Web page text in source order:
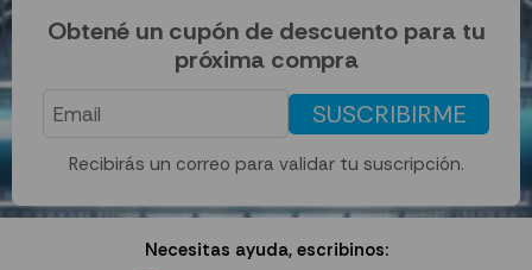
Obtené un cupón de descuento para tu
próxima compra
SUSCRIBIRME
Recibirás un correo para validar tu suscripción.
Necesitas ayuda, escribinos: